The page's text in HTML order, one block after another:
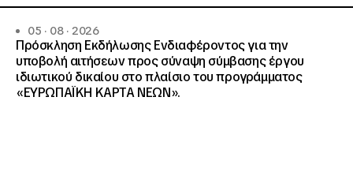
05 · 08 · 2026
Πρόσκληση Εκδήλωσης Ενδιαφέροντος για την
υποβολή αιτήσεων προς σύναψη σύμβασης έργου
ιδιωτικού δικαίου στο πλαίσιο του προγράμματος
«ΕΥΡΩΠΑΪΚΗ ΚΑΡΤΑ ΝΕΩΝ».